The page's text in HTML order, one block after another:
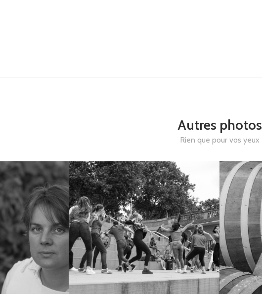
Autres photos
Rien que pour vos yeux